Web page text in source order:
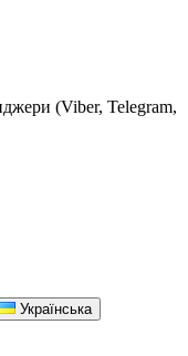
(Viber, Telegram,
Українська